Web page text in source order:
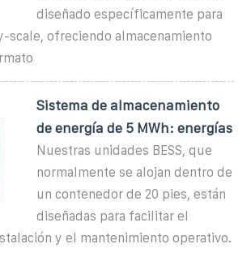
diseñado específicamente para
scale, ofreciendo almacenamiento
Sistema de almacenamiento
de energía de 5 MWh: energías
Nuestras unidades BESS, que
normalmente se alojan dentro de
un contenedor de 20 pies, están
diseñadas para facilitar el
y el mantenimiento operativo.